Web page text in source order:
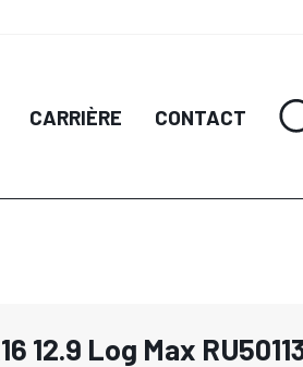
CARRIÈRE CONTACT
12.9 Log Max